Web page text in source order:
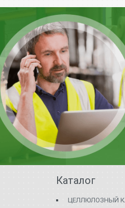
Каталог
ЦЕЛЛЮЛОЗНЫЙ